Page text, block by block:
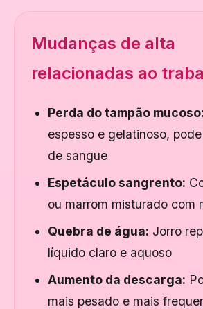
Mudanças de alta
relacionadas ao
Perda do tampão mucoso:
espesso e gelatinoso,
de sangue
Espetáculo sangrento:
ou marrom misturado com
Quebra de água: Jorro
líquido claro e aquoso
Aumento da descarga:
mais pesado e mais